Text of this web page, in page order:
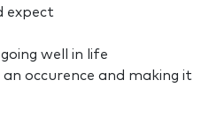
expect
well in life
occurence and making it